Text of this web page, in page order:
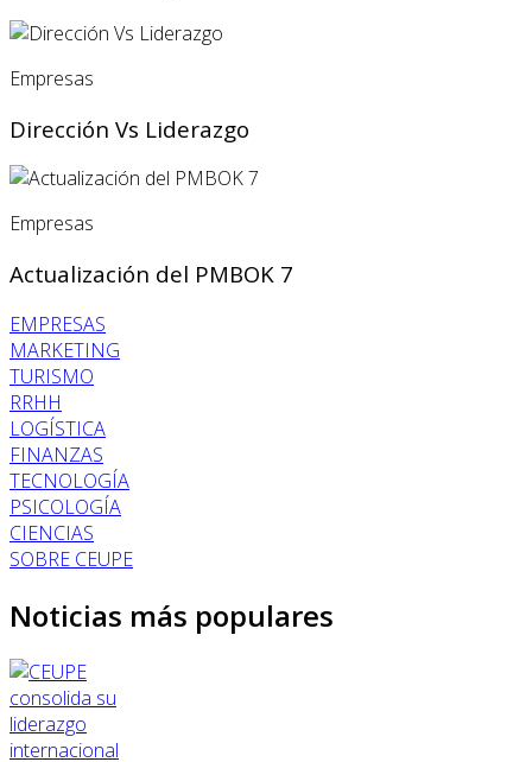
Empresas
Dirección Vs Liderazgo
Empresas
Actualización del PMBOK 7
EMPRESAS
MARKETING
TURISMO
RRHH
LOGÍSTICA
FINANZAS
TECNOLOGÍA
PSICOLOGÍA
CIENCIAS
SOBRE CEUPE
Noticias más populares